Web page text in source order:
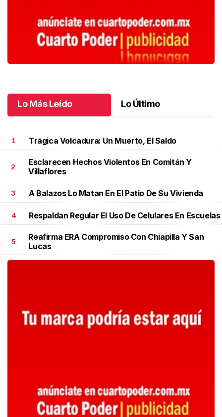
Lo Más Leído Lo Último
1 Trágica Volcadura: Un Muerto, El Saldo
2
Esclarecen Hechos Violentos En Comitán Y
Villaflores
3 A Balazos Lo Matan En El Patio De Su Vivienda
4 Respaldan Regular El Uso De Celulares En Escuelas
5
Reafirma ERA Compromiso Con Chiapilla Y San
Lucas